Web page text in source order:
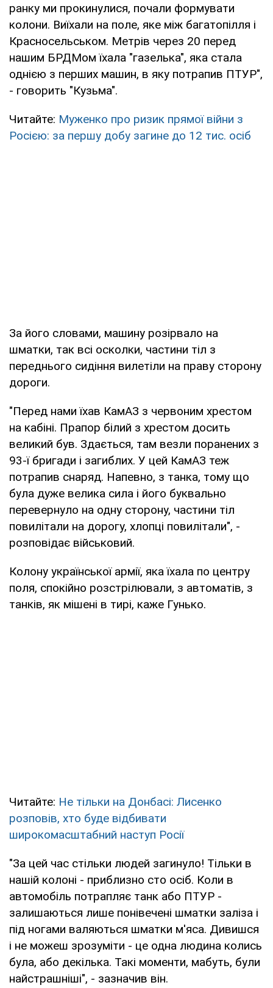
ранку ми прокинулися, почали формувати
колони. Виїхали на поле, яке між багатопілля і
Красносельськом. Метрів через 20 перед
нашим БРДМом їхала "газелька", яка стала
однією з перших машин, в яку потрапив ПТУР",
- говорить "Кузьма".
Читайте: Муженко про ризик прямої війни з
Росією: за першу добу загине до 12 тис. осіб
За його словами, машину розірвало на
шматки, так всі осколки, частини тіл з
переднього сидіння вилетіли на праву сторону
дороги.
"Перед нами їхав КамАЗ з червоним хрестом
на кабіні. Прапор білий з хрестом досить
великий був. Здається, там везли поранених з
93-ї бригади і загиблих. У цей КамАЗ теж
потрапив снаряд. Напевно, з танка, тому що
була дуже велика сила і його буквально
перевернуло на одну сторону, частини тіл
повилітали на дорогу, хлопці повилітали", -
розповідає військовий.
Колону української армії, яка їхала по центру
поля, спокійно розстрілювали, з автоматів, з
танків, як мішені в тирі, каже Гунько.
Читайте: Не тільки на Донбасі: Лисенко
розповів, хто буде відбивати
широкомасштабний наступ Росії
"За цей час стільки людей загинуло! Тільки в
нашій колоні - приблизно сто осіб. Коли в
автомобіль потрапляє танк або ПТУР -
залишаються лише понівечені шматки заліза і
під ногами валяються шматки м'яса. Дивишся
і не можеш зрозуміти - це одна людина колись
була, або декілька. Такі моменти, мабуть, були
найстрашніші", - зазначив він.